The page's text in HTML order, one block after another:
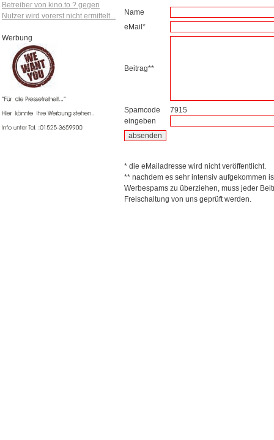
Betreiber von kino.to ? gegen
Nutzer wird vorerst nicht ermittelt...
Werbung
Name
eMail*
Beitrag**
Spamcode
eingeben
7915
* die eMailadresse wird nicht veröffentlicht.
** nachdem es sehr intensiv aufgekommen
Werbespams zu überziehen, muss jeder
Freischaltung von uns geprüft werden.